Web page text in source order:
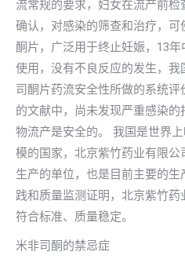
流常规的要求，妇女在流产前
确认，对感染的筛查和治疗，可
酮片，广泛用于终止妊娠，13
使用，没有不良反应的发生，
司酮片药流安全性所做的系统
的文献中，尚未发现严重感染
物流产是安全的。 我国是世界
模的国家，北京紫竹药业有限
生产的单位，也是目前主要的
践和质量监测证明，北京紫竹
符合标准、质量稳定。
米非司酮的禁忌症